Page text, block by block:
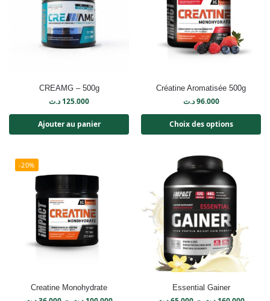
CREAMG – 500g
125.000 د.ت
Ajouter au panier
Créatine Aromatisée 500g
96.000 د.ت
Choix des options
-20%
Creatine Monohydrate Essential Gainer